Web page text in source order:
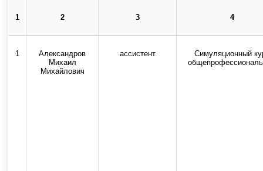
1 2 3 4
1
Александров
Михаил
Михайлович
ассистент
Симуляционный
Использование текстовых,